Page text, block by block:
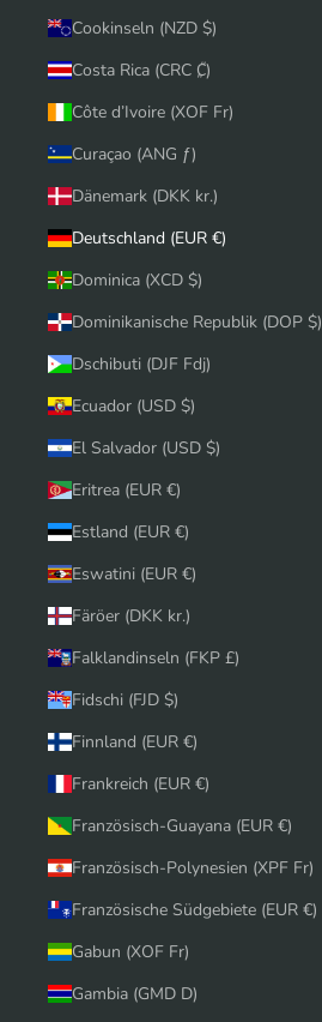
Cookinseln (NZD $)
Costa Rica (CRC ₡)
Côte d’Ivoire (XOF Fr)
Curaçao (ANG ƒ)
Dänemark (DKK kr.)
Deutschland (EUR €)
Dominica (XCD $)
Dominikanische Republik (DOP $)
Dschibuti (DJF Fdj)
Ecuador (USD $)
El Salvador (USD $)
Eritrea (EUR €)
Estland (EUR €)
Eswatini (EUR €)
Färöer (DKK kr.)
Falklandinseln (FKP £)
Fidschi (FJD $)
Finnland (EUR €)
Frankreich (EUR €)
Französisch-Guayana (EUR €)
Französisch-Polynesien (XPF Fr)
Französische Südgebiete (EUR €)
Gabun (XOF Fr)
Gambia (GMD D)